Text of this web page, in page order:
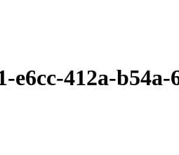
e6cc-412a-b54a-